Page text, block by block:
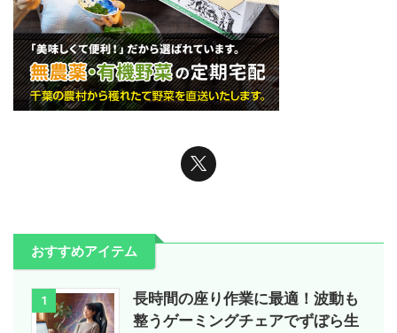
おすすめアイテム
1
長時間の座り作業に最適！波動も
整うゲーミングチェアでずぼら生